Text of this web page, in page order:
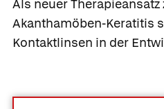
Als neuer
Akanthamöben-Keratitis
Kontaktlinsen in der